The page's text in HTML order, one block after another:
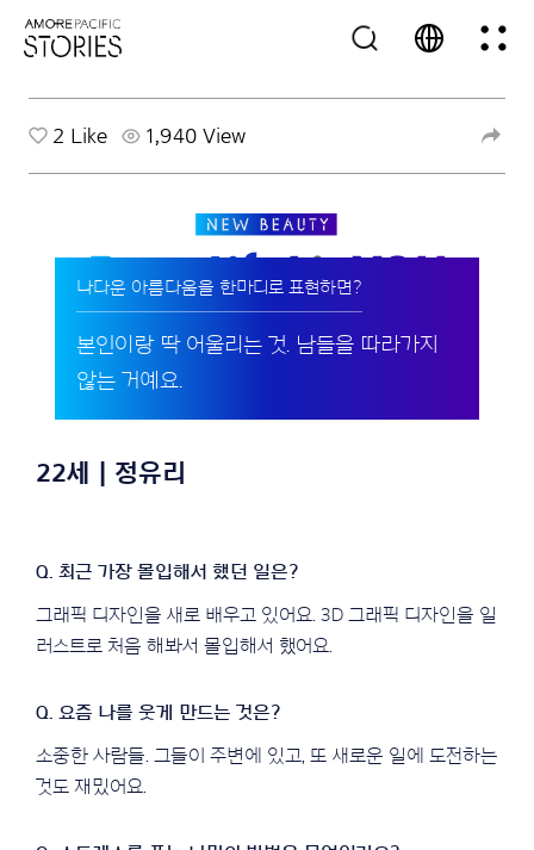
2 Like 1,940 View
나다운 아름다움을 한마디로 표현하면?
본인이랑 딱 어울리는 것. 남들을 따라가지
않는 거예요.
22세 | 정유리
그래픽 디자인을 새로 배우고 있어요. 3D 그래픽 디자인을 일
러스트로 처음 해봐서 몰입해서 했어요.
소중한 사람들. 그들이 주변에 있고, 또 새로운 일에 도전하는
것도 재밌어요.